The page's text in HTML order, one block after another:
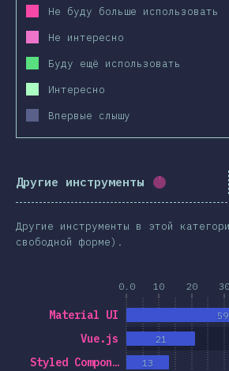
Не буду больше использовать
Не интересно
Буду ещё использовать
Интересно
Впервые слышу
Другие инструменты Процент
Другие инструменты в этой
свободной форме).
0.0 10 20 30
Styled Compon…
Vue.js
Material UI
13
21
59